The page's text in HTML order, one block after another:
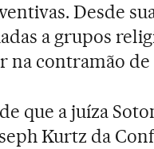
Desde
a grupos
na contramão de
que a juíza
Kurtz da